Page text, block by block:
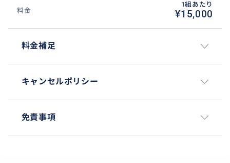
料金
1組あたり
¥15,000
料金補足
キャンセルポリシー
免責事項